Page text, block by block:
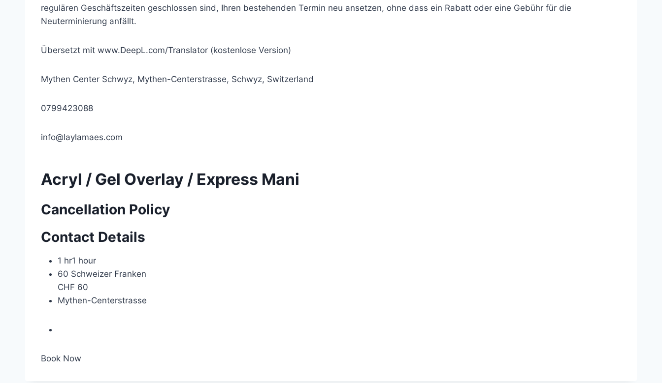
regulären Geschäftszeiten geschlossen sind, Ihren bestehenden Termin neu ansetzen, ohne dass ein Rabatt oder eine Gebühr für die
Neuterminierung anfällt.
Übersetzt mit www.DeepL.com/Translator (kostenlose Version)
Mythen Center Schwyz, Mythen-Centerstrasse, Schwyz, Switzerland
0799423088
info@laylamaes.com
Acryl / Gel Overlay / Express Mani
Cancellation Policy
Contact Details
1 hr1 hour
60 Schweizer Franken
CHF 60
Mythen-Centerstrasse
Book Now